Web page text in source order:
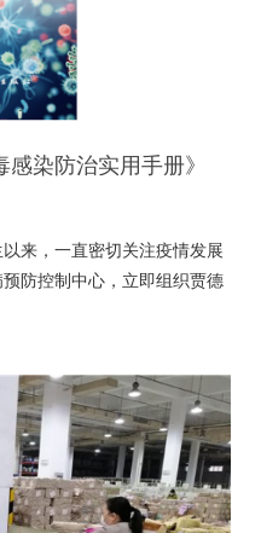
染防治实用手册》
来，一直密切关注疫情发展
防控制中心，立即组织贾德